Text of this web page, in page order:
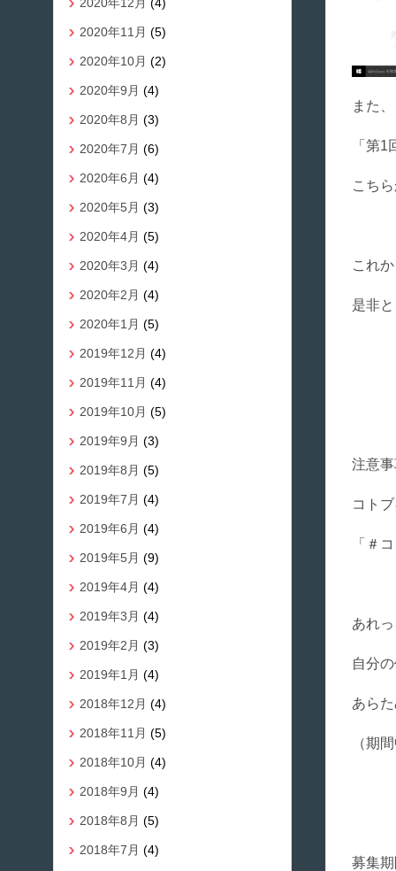
また、
「第
こち
これ
是非
注意
コト
「＃
あれ
自分
あら
（期
募集
2020年11月 (5)
2020年10月 (2)
2020年9月 (4)
2020年8月 (3)
2020年7月 (6)
2020年6月 (4)
2020年5月 (3)
2020年4月 (5)
2020年3月 (4)
2020年2月 (4)
2020年1月 (5)
2019年12月 (4)
2019年11月 (4)
2019年10月 (5)
2019年9月 (3)
2019年8月 (5)
2019年7月 (4)
2019年6月 (4)
2019年5月 (9)
2019年4月 (4)
2019年3月 (4)
2019年2月 (3)
2019年1月 (4)
2018年12月 (4)
2018年11月 (5)
2018年10月 (4)
2018年9月 (4)
2018年8月 (5)
2018年7月 (4)